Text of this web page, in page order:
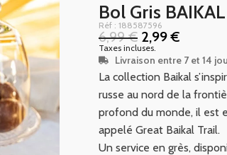
Bol Gris BAIKAL
Réf : 188587596
6,99€ 2,99€
Taxes incluses.
Livraison entre 7 et 14
La collection Baikal
russe au nord de la
profond du monde, il est
appelé Great Baikal Trail.
Un service en grès,